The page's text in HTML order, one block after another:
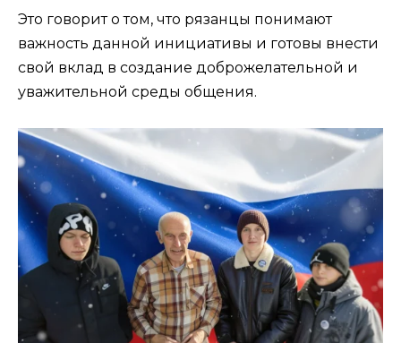
Это говорит о том, что рязанцы понимают
важность данной инициативы и готовы внести
свой вклад в создание доброжелательной и
уважительной среды общения.